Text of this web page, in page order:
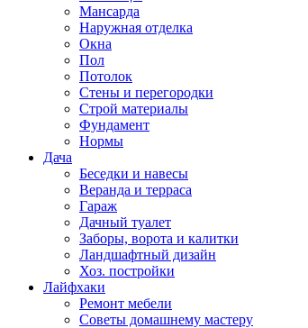
Мансарда
Наружная отделка
Окна
Пол
Потолок
Стены и перегородки
Строй материалы
Фундамент
Нормы
Дача
Беседки и навесы
Веранда и терраса
Гараж
Дачный туалет
Заборы, ворота и калитки
Ландшафтный дизайн
Хоз. постройки
Лайфхаки
Ремонт мебели
Советы домашнему мастеру